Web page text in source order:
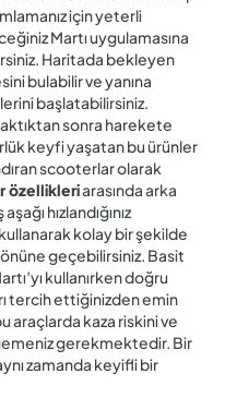
için yeterli
Martı uygulamasına
Haritada bekleyen
bulabilir ve yanına
başlatabilirsiniz.
sonra harekete
keyfi yaşatan bu ürünler
scooterlar olarak
özellikleriarasında arka
hızlandığınız
kullanarak kolay bir şekilde
önüne geçebilirsiniz. Basit
kullanırken doğru
tercih ettiğinizden emin
araçlarda kaza riskini ve
gerekmektedir. Bir
aynı zamanda keyifli bir